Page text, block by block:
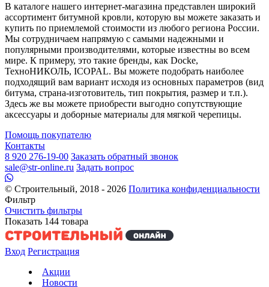
В каталоге нашего интернет-магазина представлен широкий
ассортимент битумной кровли, которую вы можете заказать и
купить по приемлемой стоимости из любого региона России.
Мы сотрудничаем напрямую с самыми надежными и
популярными производителями, которые известны во всем
мире. К примеру, это такие бренды, как Docke,
ТехноНИКОЛЬ, ICOPAL. Вы можете подобрать наиболее
подходящий вам вариант исходя из основных параметров (вид
битума, страна-изготовитель, тип покрытия, размер и т.п.).
Здесь же вы можете приобрести выгодно сопутствующие
аксессуары и доборные материалы для мягкой черепицы.
Помощь покупателю
Контакты
8 920 276-19-00 Заказать обратный звонок
sale@str-online.ru Задать вопрос
© Строительный, 2018 - 2026 Политика конфиденциальности
Фильтр
Очистить фильтры
Показать 144 товара
Вход Регистрация
Акции
Новости